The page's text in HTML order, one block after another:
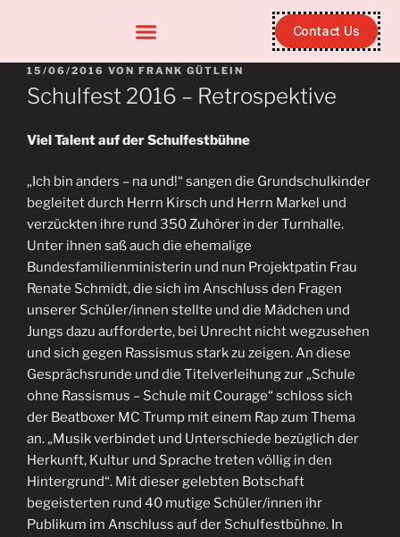
Contact Us
15/06/2016 VON FRANK GÜTLEIN
Schulfest 2016 – Retrospektive
Viel Talent auf der Schulfestbühne
„Ich bin anders – na und!“ sangen die Grundschulkinder
begleitet durch Herrn Kirsch und Herrn Markel und
verzückten ihre rund 350 Zuhörer in der Turnhalle.
Unter ihnen saß auch die ehemalige
Bundesfamilienministerin und nun Projektpatin Frau
Renate Schmidt, die sich im Anschluss den Fragen
unserer Schüler/innen stellte und die Mädchen und
Jungs dazu aufforderte, bei Unrecht nicht wegzusehen
und sich gegen Rassismus stark zu zeigen. An diese
Gesprächsrunde und die Titelverleihung zur „Schule
ohne Rassismus – Schule mit Courage“ schloss sich
der Beatboxer MC Trump mit einem Rap zum Thema
an. „Musik verbindet und Unterschiede bezüglich der
Herkunft, Kultur und Sprache treten völlig in den
Hintergrund“. Mit dieser gelebten Botschaft
begeisterten rund 40 mutige Schüler/innen ihr
Publikum im Anschluss auf der Schulfestbühne. In